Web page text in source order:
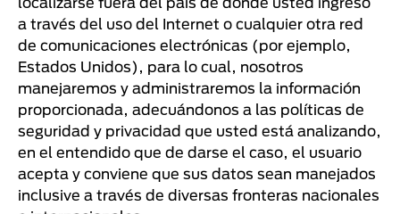
a través del uso del Internet o cualquier otra red
de comunicaciones electrónicas (por ejemplo,
Estados Unidos), para lo cual, nosotros
manejaremos y administraremos la información
proporcionada, adecuándonos a las políticas de
seguridad y privacidad que usted está analizando,
en el entendido que de darse el caso, el usuario
acepta y conviene que sus datos sean manejados
inclusive a través de diversas fronteras nacionales